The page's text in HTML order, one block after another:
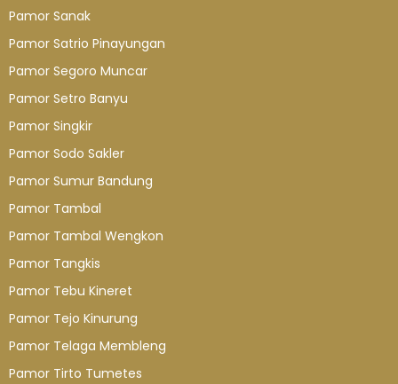
Pamor Sanak
Pamor Satrio Pinayungan
Pamor Segoro Muncar
Pamor Setro Banyu
Pamor Singkir
Pamor Sodo Sakler
Pamor Sumur Bandung
Pamor Tambal
Pamor Tambal Wengkon
Pamor Tangkis
Pamor Tebu Kineret
Pamor Tejo Kinurung
Pamor Telaga Membleng
Pamor Tirto Tumetes